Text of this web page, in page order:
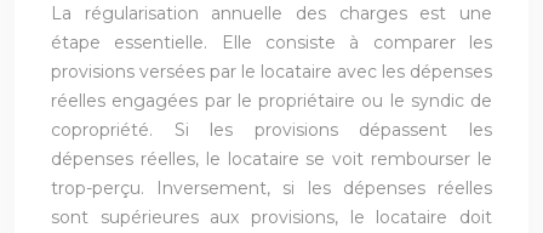
La régularisation annuelle des charges est une
étape essentielle. Elle consiste à comparer les
provisions versées par le locataire avec les dépenses
réelles engagées par le propriétaire ou le syndic de
copropriété. Si les provisions dépassent les
dépenses réelles, le locataire se voit rembourser le
trop-perçu. Inversement, si les dépenses réelles
sont supérieures aux provisions, le locataire doit